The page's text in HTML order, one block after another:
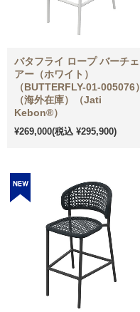
バタフライ ロープ バーチェ
アー（ホワイト）
（BUTTERFLY-01-005076）
（海外在庫）（Jati
Kebon®）
¥269,000(税込 ¥295,900)